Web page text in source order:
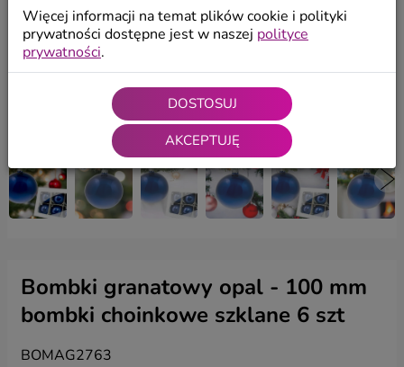
Bombki granatowy opal - 100 mm
bombki choinkowe szklane 6 szt
BOMAG2763
Więcej informacji na temat plików cookie i polityki
prywatności dostępne jest w naszej polityce
prywatności.
DOSTOSUJ
AKCEPTUJĘ